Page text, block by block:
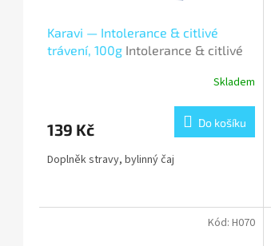
Karavi — Intolerance & citlivé
trávení, 100g Intolerance & citlivé
Skladem
139 Kč Do košíku
Doplněk stravy, bylinný čaj
Kód: H070